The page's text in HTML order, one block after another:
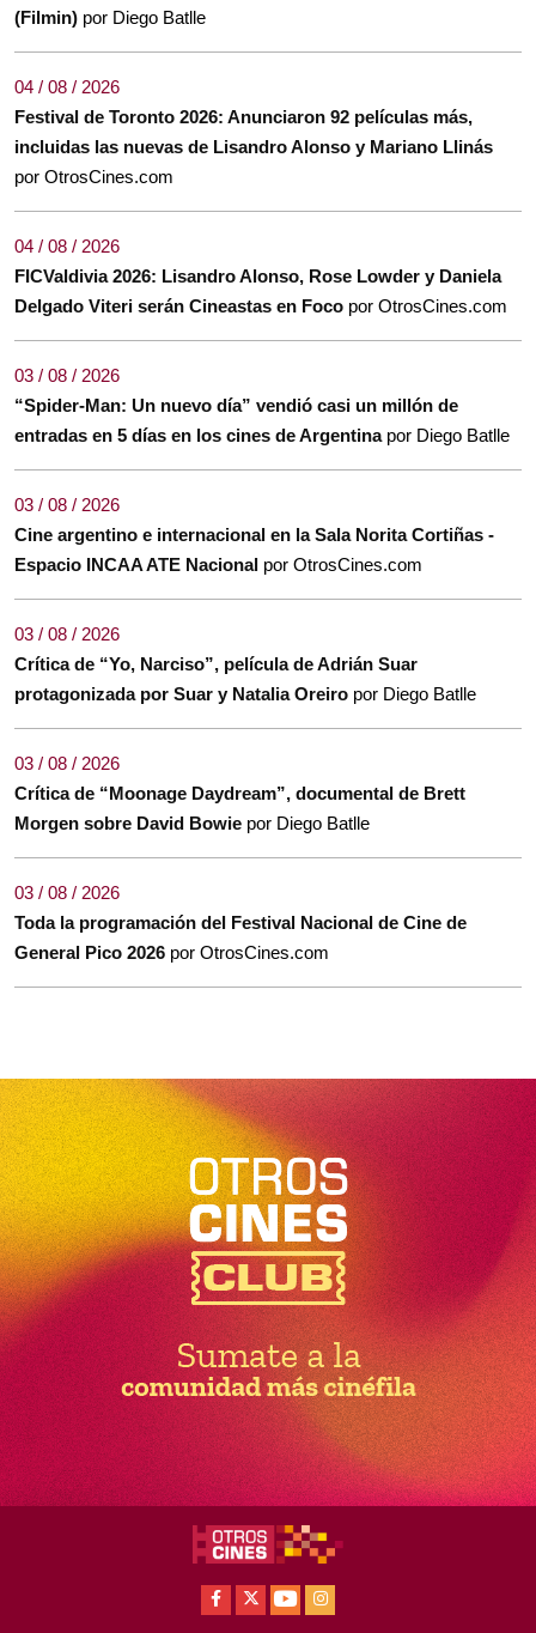
(Filmin) por Diego Batlle
04 / 08 / 2026
Festival de Toronto 2026: Anunciaron 92 películas más,
incluidas las nuevas de Lisandro Alonso y Mariano Llinás
por OtrosCines.com
04 / 08 / 2026
FICValdivia 2026: Lisandro Alonso, Rose Lowder y Daniela
Delgado Viteri serán Cineastas en Foco por OtrosCines.com
03 / 08 / 2026
“Spider-Man: Un nuevo día” vendió casi un millón de
entradas en 5 días en los cines de Argentina por Diego Batlle
03 / 08 / 2026
Cine argentino e internacional en la Sala Norita Cortiñas -
Espacio INCAA ATE Nacional por OtrosCines.com
03 / 08 / 2026
Crítica de “Yo, Narciso”, película de Adrián Suar
protagonizada por Suar y Natalia Oreiro por Diego Batlle
03 / 08 / 2026
Crítica de “Moonage Daydream”, documental de Brett
Morgen sobre David Bowie por Diego Batlle
03 / 08 / 2026
Toda la programación del Festival Nacional de Cine de
General Pico 2026 por OtrosCines.com
Facebook
X YoutubeInstagram